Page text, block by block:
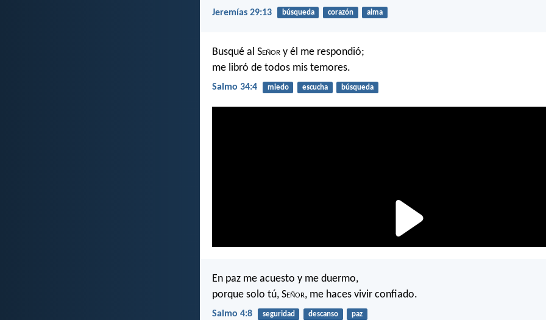
Jeremías 29:13 búsqueda corazón alma
Busqué al Señor y él me respondió;
me libró de todos mis temores.
Salmo 34:4 miedo escucha búsqueda
En paz me acuesto y me duermo,
porque solo tú, Señor, me haces vivir confiado.
Salmo 4:8 seguridad descanso paz